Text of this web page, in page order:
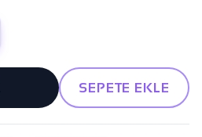
SEPETE EKLE